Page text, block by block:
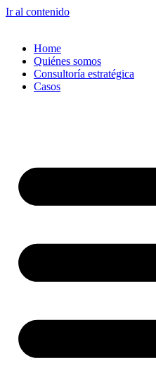
Ir al contenido
Home
Quiénes somos
Consultoría estratégica
Casos